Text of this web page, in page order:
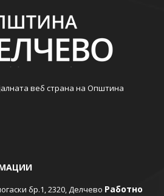
веб страна на Општина
бр.1, 2320, Делчево Работно